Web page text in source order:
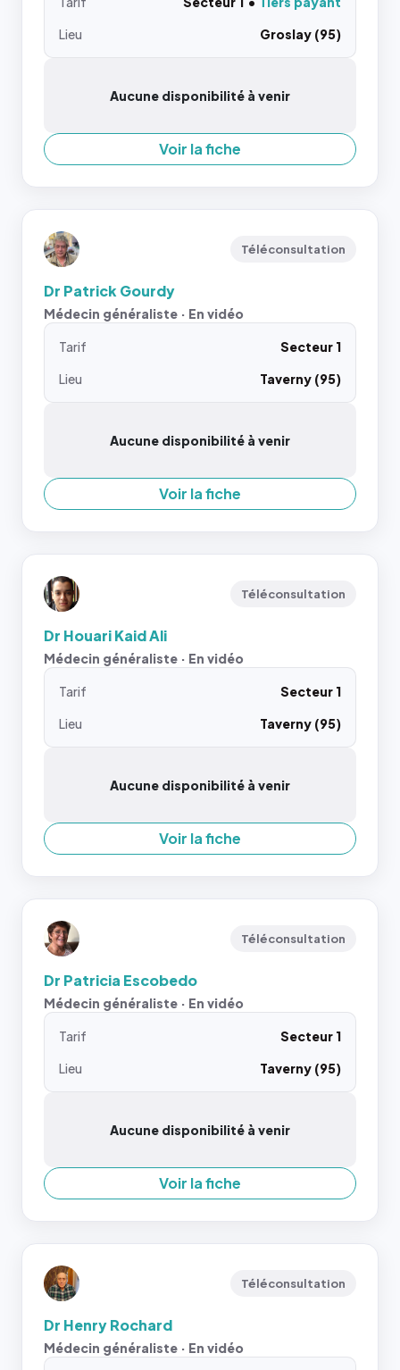
Lieu
Groslay (95)
Aucune disponibilité à venir
Voir la fiche
Téléconsultation
Dr Patrick Gourdy
Médecin généraliste · En vidéo
Tarif
Secteur 1
Lieu
Taverny (95)
Aucune disponibilité à venir
Voir la fiche
Téléconsultation
Dr Houari Kaid Ali
Médecin généraliste · En vidéo
Tarif
Secteur 1
Lieu
Taverny (95)
Aucune disponibilité à venir
Voir la fiche
Téléconsultation
Dr Patricia Escobedo
Médecin généraliste · En vidéo
Tarif
Secteur 1
Lieu
Taverny (95)
Aucune disponibilité à venir
Voir la fiche
Téléconsultation
Dr Henry Rochard
Médecin généraliste · En vidéo